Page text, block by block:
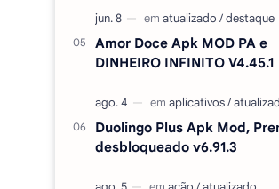
Amor Doce Apk MOD PA e
DINHEIRO INFINITO V4.45.1
Duolingo Plus Apk Mod,
desbloqueado v6.91.3